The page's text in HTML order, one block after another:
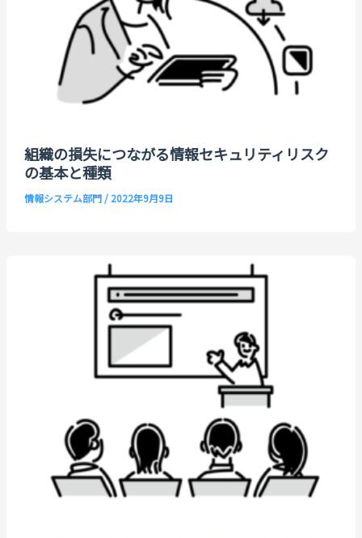
組織の損失につながる情報セキュリティリスク
の基本と種類
情報システム部門/ 2022年9月9日